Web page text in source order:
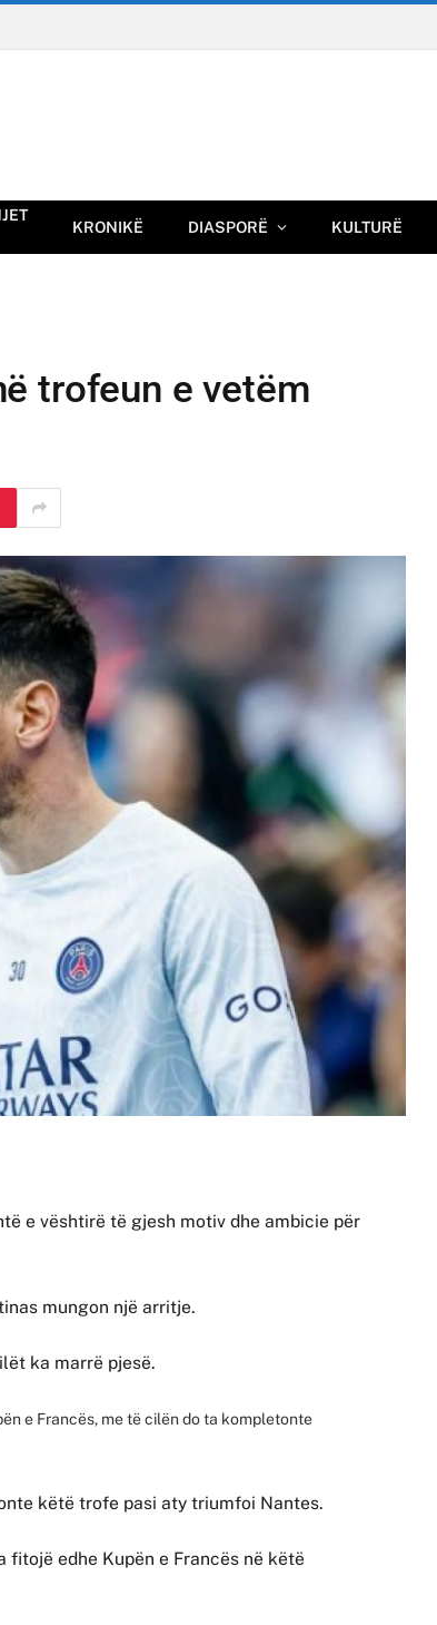
KRONIKË DIASPORË KULTURË
trofeun e vetëm
e vështirë të gjesh motiv dhe ambicie për
mungon një arritje.
ka marrë pjesë.
e Francës, me të cilën do ta kompletonte
këtë trofe pasi aty triumfoi Nantes.
edhe Kupën e Francës në këtë